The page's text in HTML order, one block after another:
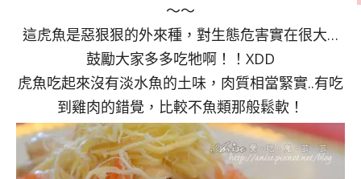
～～
這虎魚是惡狠狠的外來種，對生態危害實在很大…
鼓勵大家多多吃牠啊！！XDD
虎魚吃起來沒有淡水魚的土味，肉質相當緊實..有吃
到雞肉的錯覺，比較不魚類那般鬆軟！